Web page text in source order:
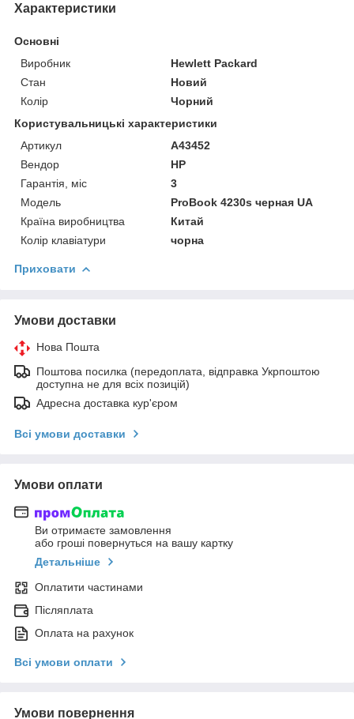
Характеристики
Основні
Виробник
Hewlett Packard
Стан
Новий
Колір
Чорний
Користувальницькі характеристики
Артикул
A43452
Вендор
HP
Гарантія, міс
3
Мoдель
ProBook 4230s черная UA
Країна виробництва
Китай
Колір клавіатури
чорна
Приховати
Умови доставки
Нова Пошта
Поштова посилка (передоплата, відправка Укрпоштою
доступна не для всіх позицій)
Адресна доставка кур'єром
Всі умови доставки
Умови оплати
Ви отримаєте замовлення
або гроші повернуться на вашу картку
Детальніше
Оплатити частинами
Післяплата
Оплата на рахунок
Всі умови оплати
Умови повернення